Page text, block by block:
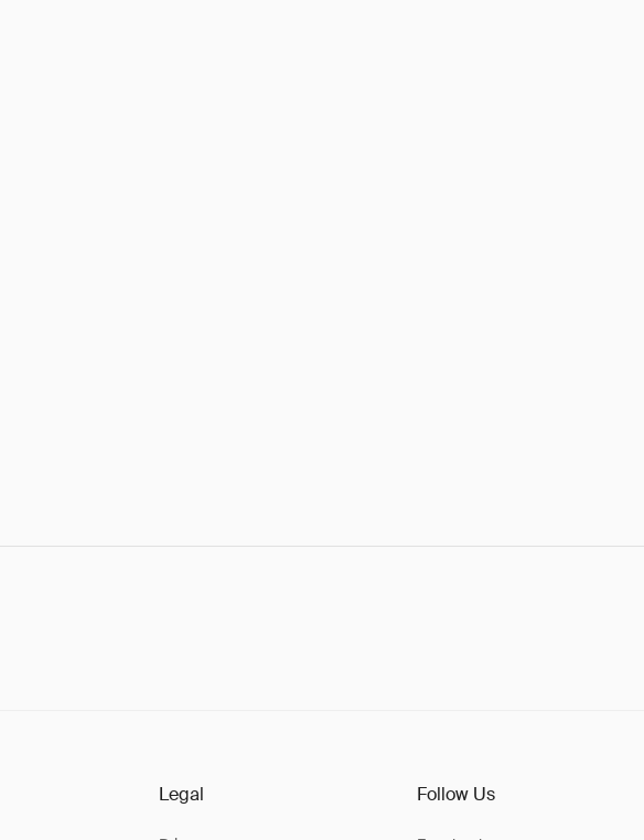
Legal Follow Us